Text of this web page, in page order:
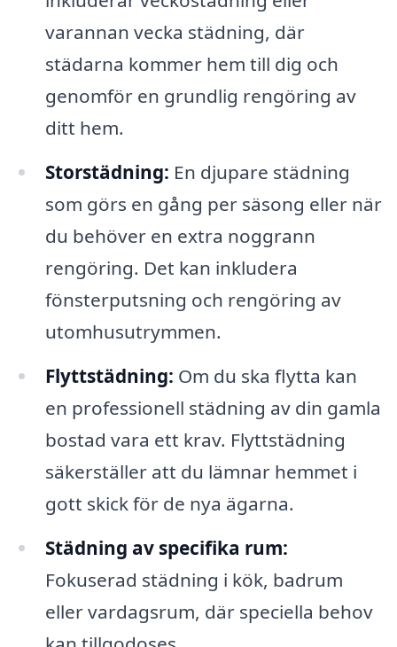
varannan vecka städning, där
städarna kommer hem till dig och
genomför en grundlig rengöring av
ditt hem.
Storstädning: En djupare städning
som görs en gång per säsong eller när
du behöver en extra noggrann
rengöring. Det kan inkludera
fönsterputsning och rengöring av
utomhusutrymmen.
Flyttstädning: Om du ska flytta kan
en professionell städning av din gamla
bostad vara ett krav. Flyttstädning
säkerställer att du lämnar hemmet i
gott skick för de nya ägarna.
Städning av specifika rum:
Fokuserad städning i kök, badrum
eller vardagsrum, där speciella behov